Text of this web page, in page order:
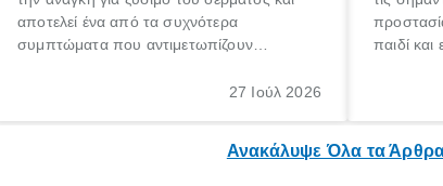
αποτελεί ένα από τα συχνότερα
συμπτώματα που αντιμετωπίζουν
πληροφορίες για το «κνησμός τι είναι»,
27 Ιούλ 2026
παιδί
Ανακάλυψε Όλα τα